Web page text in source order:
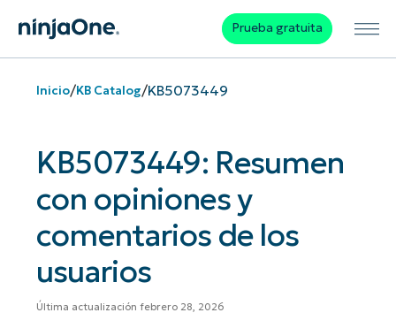
Prueba gratuita
Inicio/KB Catalog/KB5073449
KB5073449: Resumen
con opiniones y
comentarios de los
usuarios
Última actualización febrero 28, 2026